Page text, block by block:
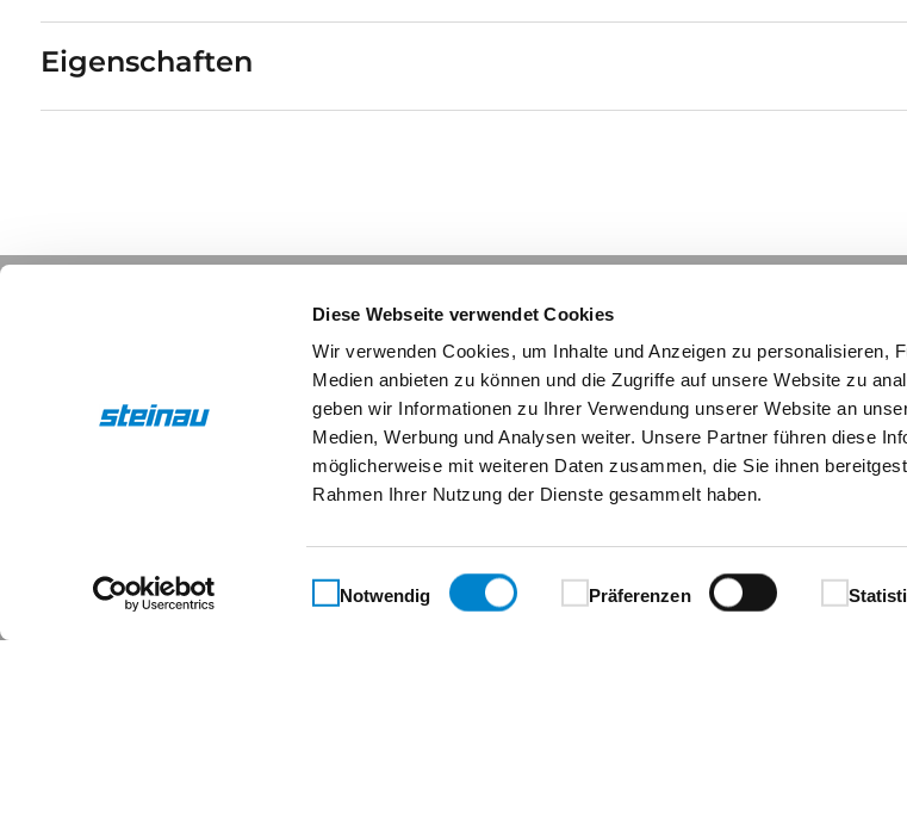
Diese Webseite verwendet Cookies
Wir verwenden Cookies, um Inhalte und Anzeigen zu personalisieren,
Medien anbieten zu können und die Zugriffe auf unsere Website zu
geben wir Informationen zu Ihrer Verwendung unserer Website an
Medien, Werbung und Analysen weiter. Unsere Partner führen diese
möglicherweise mit weiteren Daten zusammen, die Sie ihnen
Rahmen Ihrer Nutzung der Dienste gesammelt haben.
Einwilligungsauswahl
Notwendig
Präferenzen
Eigenschaften
Maßgeschneidert für Ihren Erfolg.
+49 2932 4906-9000